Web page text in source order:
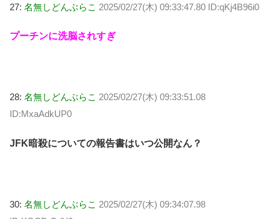
27: 名無しどんぶらこ 2025/02/27(木) 09:33:47.80 ID:qKj4B96i0
プーチンに洗脳されすぎ
28: 名無しどんぶらこ 2025/02/27(木) 09:33:51.08
ID:MxaAdkUP0
JFK暗殺についての報告書はいつ公開なん？
30: 名無しどんぶらこ 2025/02/27(木) 09:34:07.98